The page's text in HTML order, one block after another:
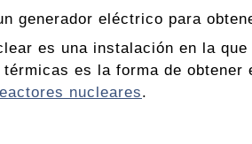
generador eléctrico para
es una instalación en la
es la forma de
nucleares.